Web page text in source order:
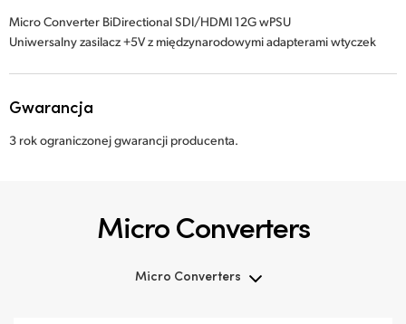
Micro Converter BiDirectional SDI/HDMI 12G wPSU
Uniwersalny zasilacz +5V z międzynarodowymi adapterami wtyczek
Gwarancja
3 rok ograniczonej gwarancji producenta.
Micro Converters
Micro Converters